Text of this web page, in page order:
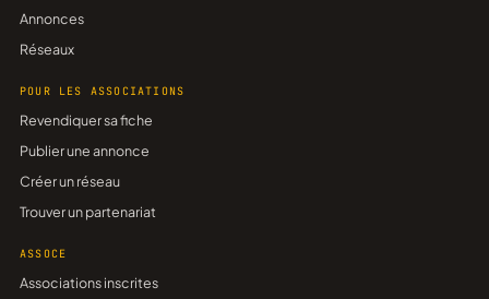
Annonces
Réseaux
POUR LES ASSOCIATIONS
Revendiquer sa fiche
Publier une annonce
Créer un réseau
Trouver un partenariat
ASSOCE
Associations inscrites